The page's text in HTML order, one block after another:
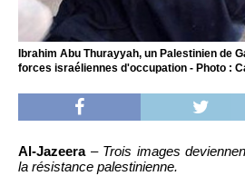
Ibrahim Abu Thurayyah, un Palestinien de
forces israéliennes d'occupation - Photo :
Al-Jazeera– Trois images
la résistance palestinienne.